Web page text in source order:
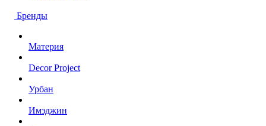
Бренды
Материя
Decor Project
Урбан
Имэджин